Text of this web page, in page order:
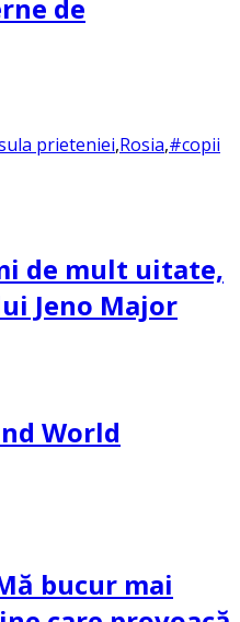
de
prieteniei,Rosia,#copii
de mult uitate,
Jeno Major
World
bucur mai